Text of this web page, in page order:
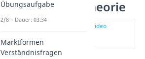
Produktionstheorie
zur Stelle im Video
Übungsaufgabe
2/8 – Dauer: 03:34
Marktformen
Verständnisfragen